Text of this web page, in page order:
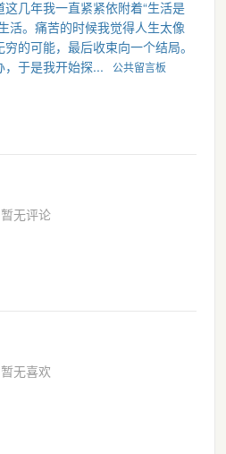
几年我一直紧紧依附着“生活是
活。痛苦的时候我觉得人生太像
的可能，最后收束向一个结局。
于是我开始探...
公共留言板
暂无评论
暂无喜欢